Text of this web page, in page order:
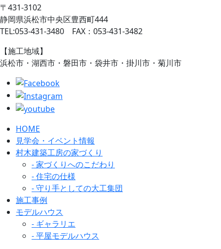
〒431-3102
静岡県浜松市中央区豊西町444
TEL:053-431-3480 FAX：053-431-3482
【施工地域】
浜松市・湖西市・磐田市・袋井市・掛川市・菊川市
HOME
見学会・イベント情報
村木建築工房の家づくり
- 家づくりへのこだわり
- 住宅の仕様
- 守り手としての大工集団
施工事例
モデルハウス
- ギャラリエ
- 平屋モデルハウス